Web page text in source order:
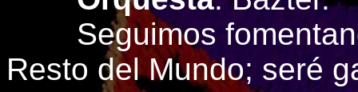
Seguimos
Resto del Mundo; seré